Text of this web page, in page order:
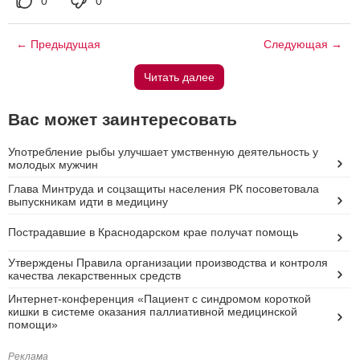
← Предыдущая Следующая →
Читать далее
Вас может заинтересовать
Употребление рыбы улучшает умственную деятельность у
молодых мужчин
Глава Минтруда и соцзащиты населения РК посоветовала
выпускникам идти в медицину
Пострадавшие в Краснодарском крае получат помощь
Утверждены Правила организации производства и контроля
качества лекарственных средств
Интернет-конференция «Пациент с синдромом короткой
кишки в системе оказания паллиативной медицинской
помощи»
Реклама